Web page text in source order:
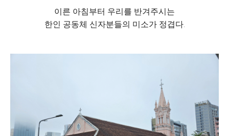
이른 아침부터 우리를 반겨주시는
한인 공동체 신자분들의 미소가 정겹다.